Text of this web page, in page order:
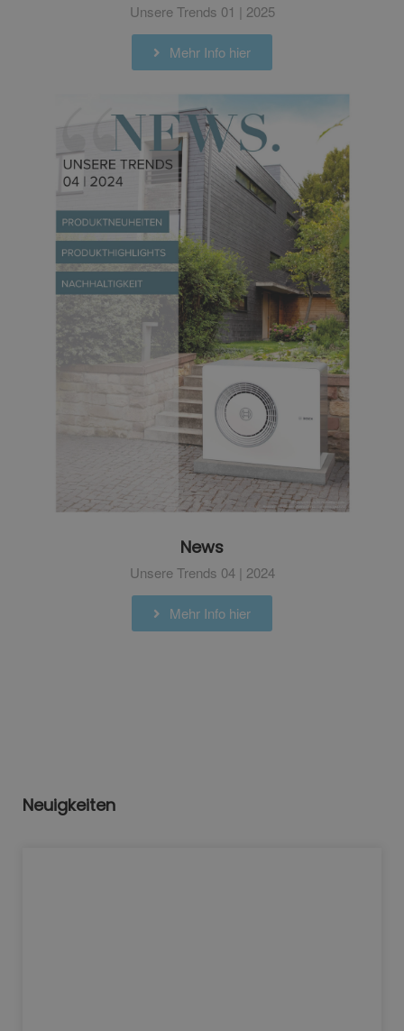
Unsere Trends 01 | 2025
Mehr Info hier
News
Unsere Trends 04 | 2024
Mehr Info hier
Neuigkeiten